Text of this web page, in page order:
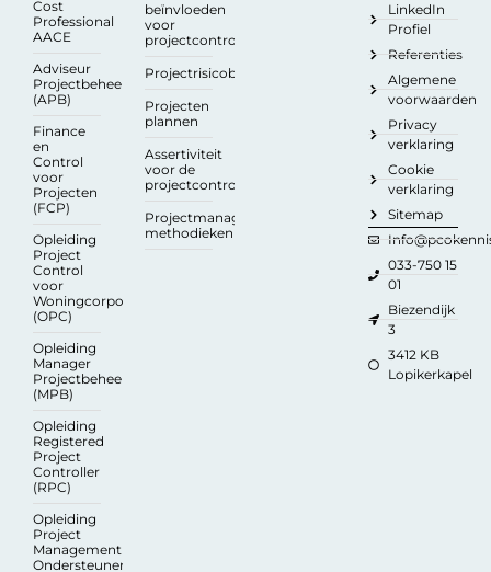
Cost
Professional
AACE
Adviseur
Projectbeheersing
(APB)
Finance
en
Control
voor
Projecten
(FCP)
Opleiding
Project
Control
voor
Woningcorporaties
(OPC)
Opleiding
Manager
Projectbeheersing
(MPB)
Opleiding
Registered
Project
Controller
(RPC)
Opleiding
Project
Management
Ondersteuner
beïnvloeden
voor
projectcontrollers
Projectrisicobeheersing
Projecten
plannen
Assertiviteit
voor de
projectcontroller
Projectmanagement
methodieken
LinkedIn
Profiel
Referenties
Algemene
voorwaarden
Privacy
verklaring
Cookie
verklaring
Sitemap
033-750 15
01
Biezendijk
3
3412 KB
Lopikerkapel